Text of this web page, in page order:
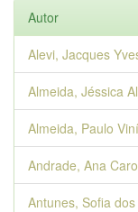
Autor
Alevi, Jacques
Almeida, Jéssica
Almeida, Paulo
Andrade, Ana
Antunes, Sofia